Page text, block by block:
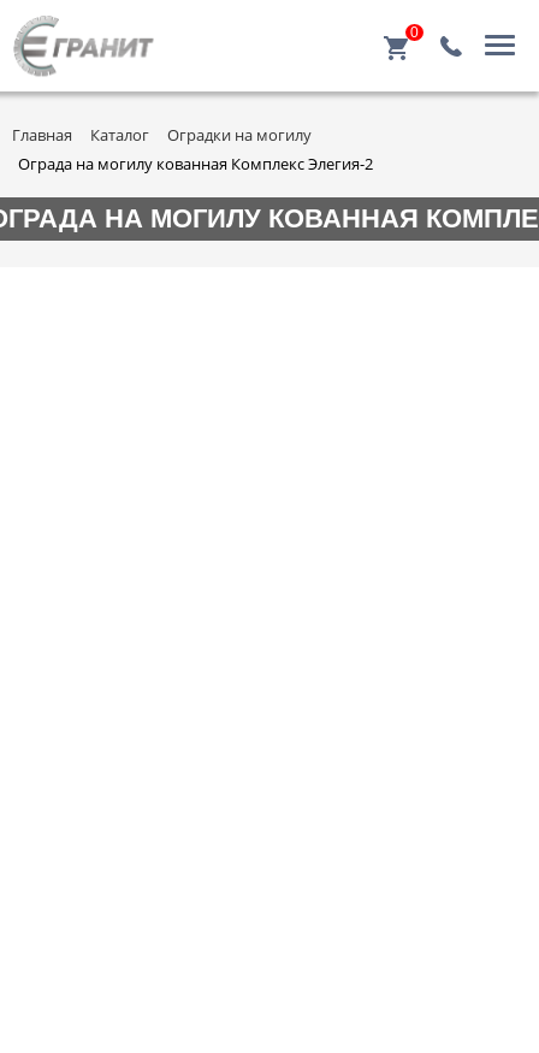
0
Главная Каталог
Оградки на могилу
Ограда на могилу кованная Комплекс Элегия-2
НА МОГИЛУ КОВАННАЯ